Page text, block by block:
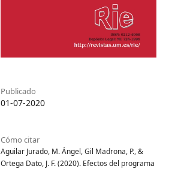
Publicado
01-07-2020
Cómo citar
Aguilar Jurado, M. Ángel, Gil Madrona, P., &
Ortega Dato, J. F. (2020). Efectos del programa